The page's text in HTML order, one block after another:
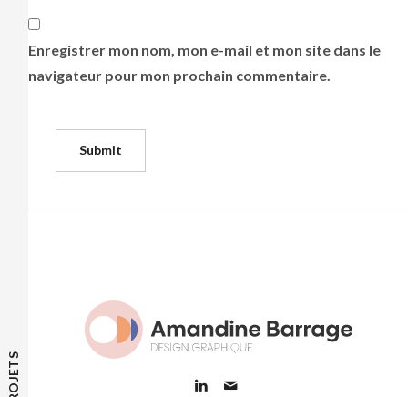
PROJETS
Enregistrer mon nom, mon e-mail et mon site dans le
navigateur pour mon prochain commentaire.